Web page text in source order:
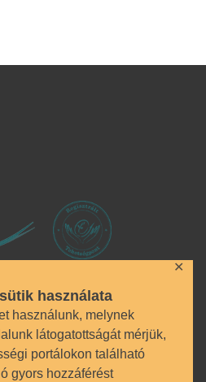
használata
használunk, melynek
látogatottságát mérjük,
portálokon található
gyors hozzáférést
✕